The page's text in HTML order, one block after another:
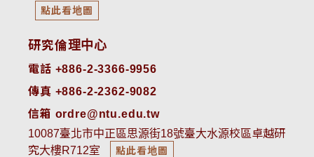
點此看地圖
研究倫理中心
電話 +886-2-3366-9956
傳真 +886-2-2362-9082
信箱 ordre@ntu.edu.tw
10087臺北市中正區思源街18號臺大水源校區卓越研
究大樓R712室
點此看地圖